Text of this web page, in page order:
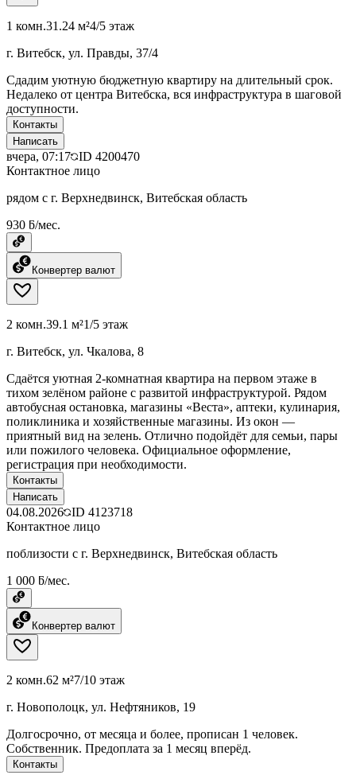
1 комн.31.24 м²4/5 этаж
г. Витебск, ул. Правды, 37/4
Сдадим уютную бюджетную квартиру на длительный срок.
Недалеко от центра Витебска, вся инфраструктура в шаговой
доступности.
Контакты
Написать
вчера, 07:17 ID 4200470
Контактное лицо
рядом с г. Верхнедвинск, Витебская область
930 ƃ/мес.
Конвертер валют
2 комн.39.1 м²1/5 этаж
г. Витебск, ул. Чкалова, 8
Сдаётся уютная 2-комнатная квартира на первом этаже в
тихом зелёном районе с развитой инфраструктурой. Рядом
автобусная остановка, магазины «Веста», аптеки, кулинария,
поликлиника и хозяйственные магазины. Из окон —
приятный вид на зелень. Отлично подойдёт для семьи, пары
или пожилого человека. Официальное оформление,
регистрация при необходимости.
Контакты
Написать
04.08.2026 ID 4123718
Контактное лицо
поблизости с г. Верхнедвинск, Витебская область
1 000 ƃ/мес.
Конвертер валют
2 комн.62 м²7/10 этаж
г. Новополоцк, ул. Нефтяников, 19
Долгосрочно, от месяца и более, прописан 1 человек.
Собственник. Предоплата за 1 месяц вперёд.
Контакты